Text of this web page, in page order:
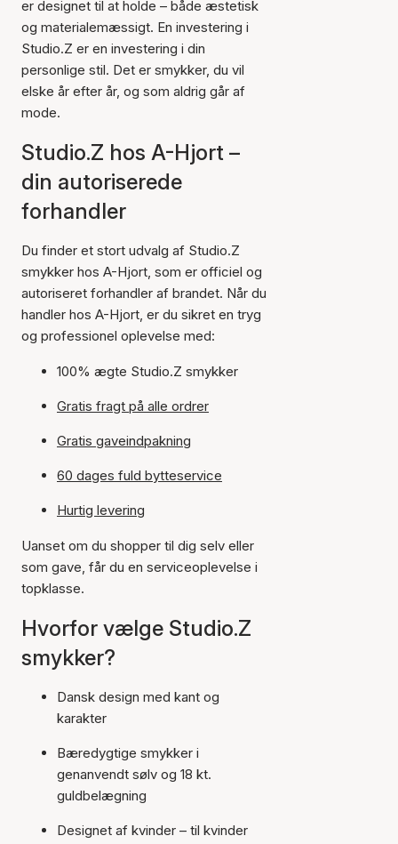
er designet til at holde – både æstetisk
og materialemæssigt. En investering i
Studio.Z er en investering i din
personlige stil. Det er smykker, du vil
elske år efter år, og som aldrig går af
mode.
Studio.Z hos A-Hjort –
din autoriserede
forhandler
Du finder et stort udvalg af Studio.Z
smykker hos A-Hjort, som er officiel og
autoriseret forhandler af brandet. Når du
handler hos A-Hjort, er du sikret en tryg
og professionel oplevelse med:
100% ægte Studio.Z smykker
Gratis fragt på alle ordrer
Gratis gaveindpakning
60 dages fuld bytteservice
Hurtig levering
Uanset om du shopper til dig selv eller
som gave, får du en serviceoplevelse i
topklasse.
Hvorfor vælge Studio.Z
smykker?
Dansk design med kant og
karakter
Bæredygtige smykker i
genanvendt sølv og 18 kt.
guldbelægning
Designet af kvinder – til kvinder